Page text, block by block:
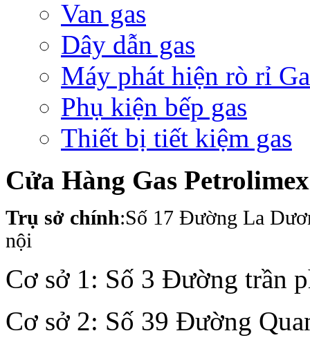
Van gas
Dây dẫn gas
Máy phát hiện rò rỉ
Phụ kiện bếp gas
Thiết bị tiết kiệm gas
Cửa Hàng Gas
Trụ sở chính:Số 17 Đường La
nội
Cơ sở 1: Số 3 Đường trần
Cơ sở 2: Số 39 Đường